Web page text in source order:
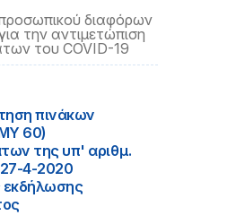
διαφόρων
την αντιμετώπιση
του COVID-19
πινάκων
60)
της υπ' αριθμ.
4-2020